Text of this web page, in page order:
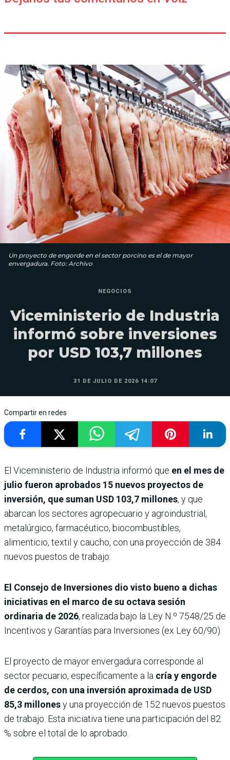
Un proyecto de engorde en el sector porcino es el de mayor
envergadura. Foto: Archivo
NEGOCIOS
Viceministerio de Industria
informó sobre inversiones
por USD 103,7 millones
31 DE JULIO DE 2026 14:07
Compartir en redes
El Viceministerio de Industria informó que en el mes de
julio fueron aprobados 15 nuevos proyectos de
inversión, que suman USD 103,7 millones, y que
abarcan los sectores agropecuario y agroindustrial,
metalúrgico, farmacéutico, biocombustibles,
alimenticio, textil y caucho, con una proyección de 384
nuevos puestos de trabajo.
El Consejo de Inversiones dio visto bueno a dichas
iniciativas en el marco de su octava sesión
ordinaria de 2026, realizada bajo la Ley N.º 7548/25 de
Incentivos y Garantías para Inversiones (ex Ley 60/90).
El proyecto de mayor envergadura corresponde al
sector pecuario, específicamente a la cría y engorde
de cerdos, con una inversión aproximada de USD
85,3 millonesy una proyección de 152 nuevos puestos
de trabajo. Esta iniciativa tiene una participación del 82
% sobre el total de lo aprobado.